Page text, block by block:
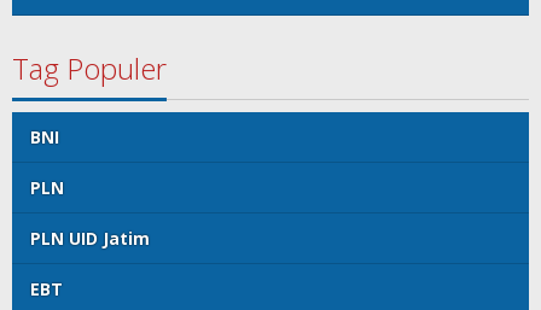
Tag Populer
BNI
PLN
PLN UID Jatim
EBT